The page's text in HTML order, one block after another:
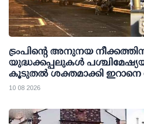
ട്രംപിന്റെ അനുനയ
യുദ്ധക്കപ്പലുകള്‍ പശ്ചിമേഷ്യയില്‍;
കൂടുതല്‍ ശക്തമാക്കി ഇറാനെ വരുതിയിലാക്കാന്‍
നീക്കം
10 08 2026